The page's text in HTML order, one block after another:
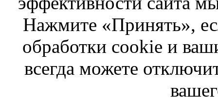
Нажмите «Принять»,
обработки cookie и
всегда можете